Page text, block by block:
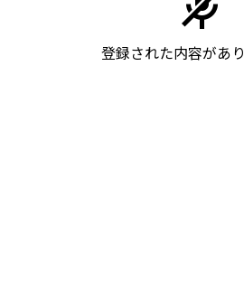
登録された内容があ